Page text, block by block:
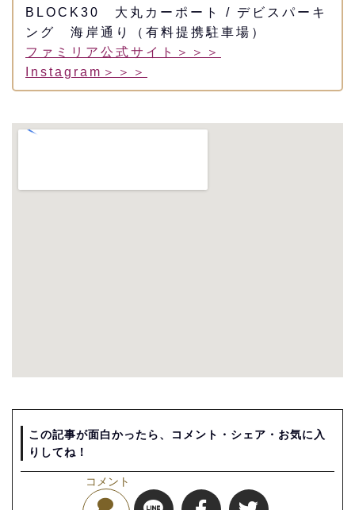
BLOCK30 大丸カーポート / デビスパーキ
ング 海岸通り（有料提携駐車場）
ファミリア公式サイト＞＞＞
Instagram＞＞＞
この記事が面白かったら、コメント・シェア・お気に入
りしてね！
コメント